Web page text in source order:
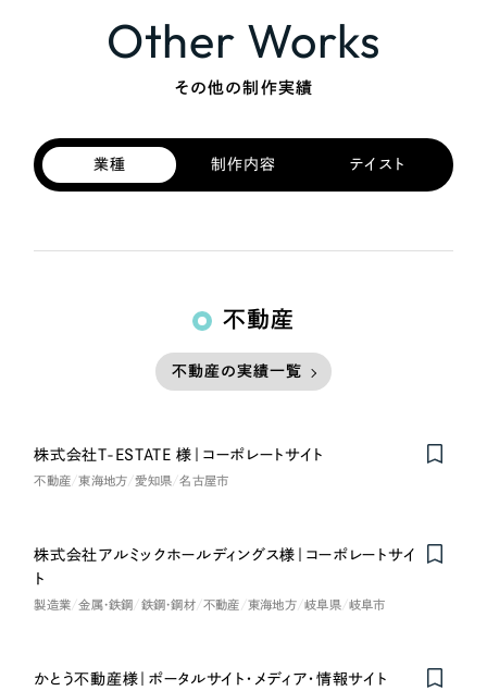
Other Works
その他の制作実績
業種 制作内容 テイスト
不動産
不動産の実績一覧
株式会社T-ESTATE 様｜コーポレートサイト
不動産 東海地方 愛知県 名古屋市
株式会社アルミックホールディングス様｜コーポレートサイ
ト
製造業 金属・鉄鋼 鉄鋼・鋼材 不動産 東海地方 岐阜県 岐阜市
かとう不動産様｜ポータルサイト・メディア・情報サイト